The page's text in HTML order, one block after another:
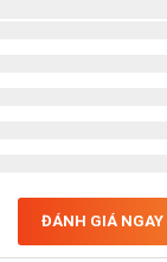
ĐÁNH GIÁ NGAY